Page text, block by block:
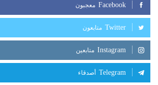
Facebook معجبون
Twitter متابعون
Instagram متابعين
Telegram أصدقاء